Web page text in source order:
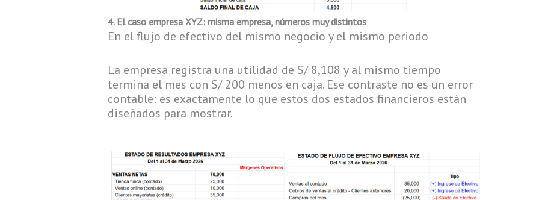
4. El caso empresa XYZ: misma empresa, números muy distintos
En el flujo de efectivo del mismo negocio y el mismo periodo
La empresa registra una utilidad de S/ 8,108 y al mismo tiempo
termina el mes con S/ 200 menos en caja. Ese contraste no es un error
contable: es exactamente lo que estos dos estados financieros están
diseñados para mostrar.